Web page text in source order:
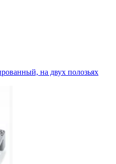
на двух полозьях